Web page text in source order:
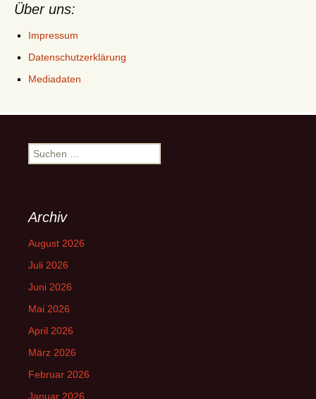
Über uns:
Impressum
Datenschutzerklärung
Mediadaten
Suchen
nach:
Archiv
August 2026
Juli 2026
Juni 2026
Mai 2026
April 2026
März 2026
Februar 2026
Januar 2026